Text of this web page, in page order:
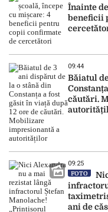
Înainte
beneficii
09:44
Băiatul
căutări.
09:25
FOTO
ani de